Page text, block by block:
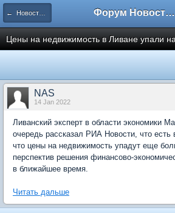
← Новости рынка недвижимости Форум Новостройки
Цены на недвижимость в Ливане упали
NAS
14 Jan 2022
Ливанский эксперт в области экономики
очередь рассказал РИА Новости, что есть
что цены на недвижимость упадут еще
перспектив решения финансово-
в ближайшее время.
Читать дальше